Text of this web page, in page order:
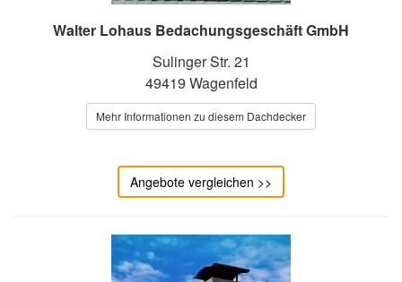
Walter Lohaus Bedachungsgeschäft GmbH
Sulinger Str. 21
49419 Wagenfeld
Mehr Informationen zu diesem Dachdecker
Angebote vergleichen >>